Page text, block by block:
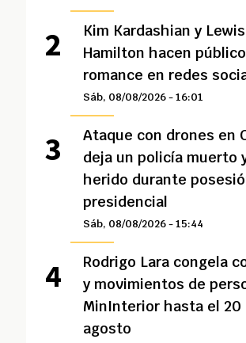
Kim Kardashian y Lewis
Hamilton hacen
romance en redes
Sáb, 08/08/2026 - 16:01
Ataque con drones en
deja un policía muerto
herido durante
presidencial
Sáb, 08/08/2026 - 15:44
Rodrigo Lara congela
y movimientos de
MinInterior hasta el 20
agosto